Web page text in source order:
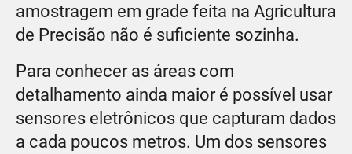
amostragem em grade feita na Agricultura
de Precisão não é suficiente sozinha.
Para conhecer as áreas com
detalhamento ainda maior é possível usar
sensores eletrônicos que capturam dados
a cada poucos metros. Um dos sensores